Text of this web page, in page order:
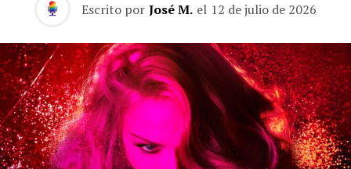
Escrito por José M. el 12 de julio de 2026